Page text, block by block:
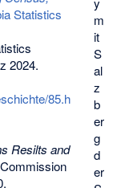
m
it
S
al
z
b
er
g
d
er
Statistics
2024.
85.h
Resilts and